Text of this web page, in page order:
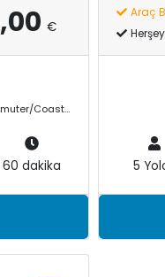
€
Mercedes Sprinter, VW Crafter, Toyota Commuter/Coaster
60 dakika
Araç
5